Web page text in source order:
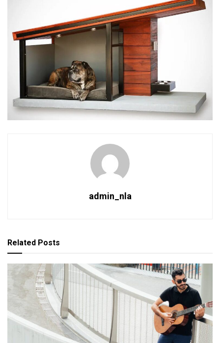
admin_nla
Related Posts